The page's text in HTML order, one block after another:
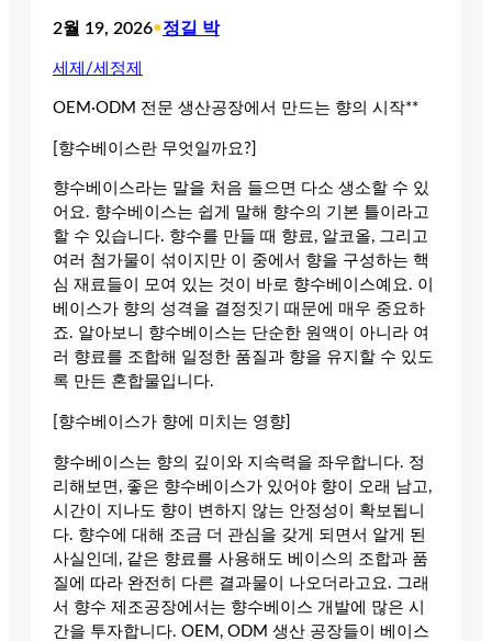
2월 19, 2026•정길 박
세제/세정제
OEM·ODM 전문 생산공장에서 만드는 향의 시작**
[향수베이스란 무엇일까요?]
향수베이스라는 말을 처음 들으면 다소 생소할 수 있
어요. 향수베이스는 쉽게 말해 향수의 기본 틀이라고
할 수 있습니다. 향수를 만들 때 향료, 알코올, 그리고
여러 첨가물이 섞이지만 이 중에서 향을 구성하는 핵
심 재료들이 모여 있는 것이 바로 향수베이스예요. 이
베이스가 향의 성격을 결정짓기 때문에 매우 중요하
죠. 알아보니 향수베이스는 단순한 원액이 아니라 여
러 향료를 조합해 일정한 품질과 향을 유지할 수 있도
록 만든 혼합물입니다.
[향수베이스가 향에 미치는 영향]
향수베이스는 향의 깊이와 지속력을 좌우합니다. 정
리해보면, 좋은 향수베이스가 있어야 향이 오래 남고,
시간이 지나도 향이 변하지 않는 안정성이 확보됩니
다. 향수에 대해 조금 더 관심을 갖게 되면서 알게 된
사실인데, 같은 향료를 사용해도 베이스의 조합과 품
질에 따라 완전히 다른 결과물이 나오더라고요. 그래
서 향수 제조공장에서는 향수베이스 개발에 많은 시
간을 투자합니다. OEM, ODM 생산 공장들이 베이스